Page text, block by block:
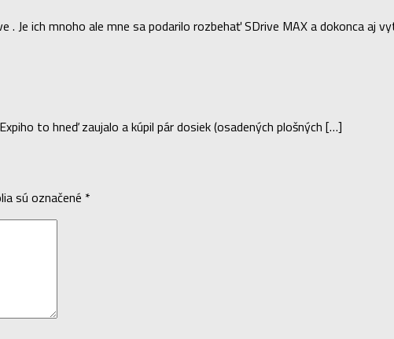
. Je ich mnoho ale mne sa podarilo rozbehať SDrive MAX a dokonca aj
to hneď zaujalo a kúpil pár dosiek (osadených plošných […]
sú označené *